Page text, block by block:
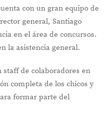
con un gran equipo de
general, Santiago
en el área de concursos.
la asistencia general.
de colaboradores en
completa de los chicos y
formar parte del